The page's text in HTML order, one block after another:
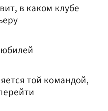
в каком клубе
той командой,